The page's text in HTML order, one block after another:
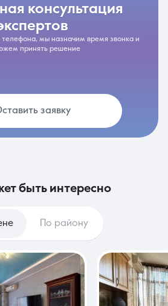
мы назначим время звонка и
принять решение
заявку
быть интересно
По району